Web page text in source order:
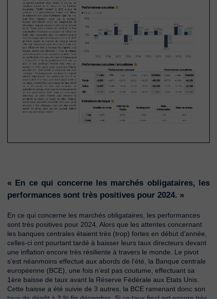
« En ce qui concerne les marchés obligataires, les
performances sont très positives pour 2024. »
En ce qui concerne les marchés obligataires, les performances
sont très positives pour 2024. Alors que les attentes concernant
les banques centrales étaient très (trop) fortes en début d’année,
celles-ci ont pourtant tardé à baisser leurs taux directeurs devant
une inflation encore très résiliente à travers le monde. Le pivot
s’est néanmoins effectué aux abords de l’été, la Banque centrale
européenne (BCE), une fois n’est pas coutume, effectuant sa
1ère baisse de taux avant la Réserve Fédérale aux Etats Unis.
Cette baisse a été suivie de 3 autres, la BCE ramenant donc son